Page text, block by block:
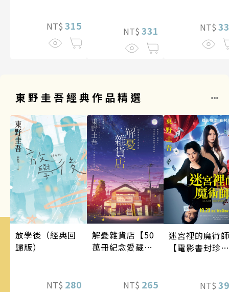
NT$ 315 NT$ 331 NT$
東野圭吾經典作品精選
放學後（經典回
歸版）
NT$ 280
解憂雜貨店【50
萬冊紀念愛藏
NT$ 265
迷宮裡的魔術師
【電影書封珍藏
NT$